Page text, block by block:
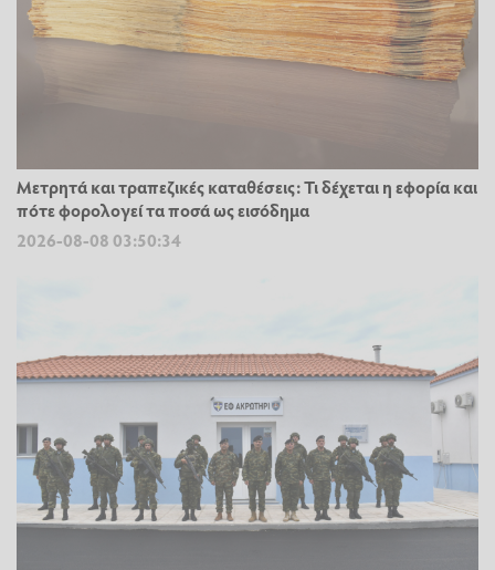
Μετρητά και τραπεζικές καταθέσεις: Τι δέχεται η εφορία και
πότε φορολογεί τα ποσά ως εισόδημα
2026-08-08 03:50:34